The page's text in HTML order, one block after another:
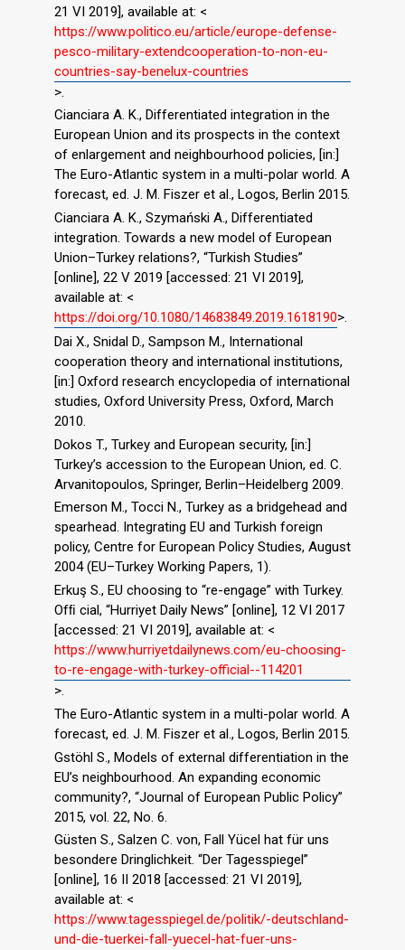
21 VI 2019], available at: <
https://www.politico.eu/article/europe-defense-
pesco-military-extendcooperation-to-non-eu-
countries-say-benelux-countries
>.
Cianciara A. K., Differentiated integration in the
European Union and its prospects in the context
of enlargement and neighbourhood policies, [in:]
The Euro-Atlantic system in a multi-polar world. A
forecast, ed. J. M. Fiszer et al., Logos, Berlin 2015.
Cianciara A. K., Szymański A., Differentiated
integration. Towards a new model of European
Union–Turkey relations?, “Turkish Studies”
[online], 22 V 2019 [accessed: 21 VI 2019],
available at: <
https://doi.org/10.1080/14683849.2019.1618190>.
Dai X., Snidal D., Sampson M., International
cooperation theory and international institutions,
[in:] Oxford research encyclopedia of international
studies, Oxford University Press, Oxford, March
2010.
Dokos T., Turkey and European security, [in:]
Turkey’s accession to the European Union, ed. C.
Arvanitopoulos, Springer, Berlin–Heidelberg 2009.
Emerson M., Tocci N., Turkey as a bridgehead and
spearhead. Integrating EU and Turkish foreign
policy, Centre for European Policy Studies, August
2004 (EU–Turkey Working Papers, 1).
Erkuş S., EU choosing to “re-engage” with Turkey.
Ofﬁ cial, “Hurriyet Daily News” [online], 12 VI 2017
[accessed: 21 VI 2019], available at: <
https://www.hurriyetdailynews.com/eu-choosing-
to-re-engage-with-turkey-official--114201
>.
The Euro-Atlantic system in a multi-polar world. A
forecast, ed. J. M. Fiszer et al., Logos, Berlin 2015.
Gstöhl S., Models of external differentiation in the
EU’s neighbourhood. An expanding economic
community?, “Journal of European Public Policy”
2015, vol. 22, No. 6.
Güsten S., Salzen C. von, Fall Yücel hat für uns
besondere Dringlichkeit. “Der Tagesspiegel”
[online], 16 II 2018 [accessed: 21 VI 2019],
available at: <
https://www.tagesspiegel.de/politik/-deutschland-
und-die-tuerkei-fall-yuecel-hat-fuer-uns-